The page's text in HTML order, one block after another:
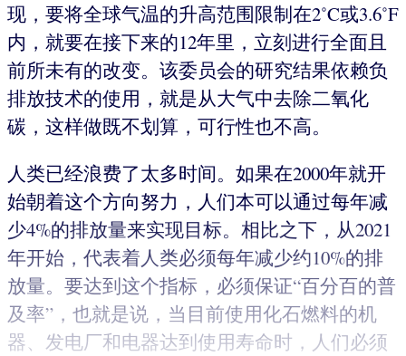
现，要将全球气温的升高范围限制在2˚C或3.6˚F
内，就要在接下来的12年里，立刻进行全面且
前所未有的改变。该委员会的研究结果依赖负
排放技术的使用，就是从大气中去除二氧化
碳，这样做既不划算，可行性也不高。
人类已经浪费了太多时间。如果在2000年就开
始朝着这个方向努力，人们本可以通过每年减
少4%的排放量来实现目标。相比之下，从2021
年开始，代表着人类必须每年减少约10%的排
放量。要达到这个指标，必须保证“百分百的普
及率”，也就是说，当目前使用化石燃料的机
器、发电厂和电器达到使用寿命时，人们必须